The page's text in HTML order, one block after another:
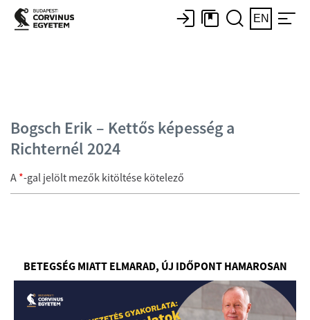
EN
Bogsch Erik – Kettős képesség a
Richternél 2024
A *-gal jelölt mezők kitöltése kötelező
BETEGSÉG MIATT ELMARAD, ÚJ IDŐPONT HAMAROSAN